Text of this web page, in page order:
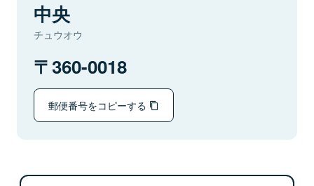
中央
チュウオウ
360-0018
郵便番号をコピーする